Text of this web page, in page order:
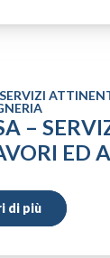
–
ED
di più